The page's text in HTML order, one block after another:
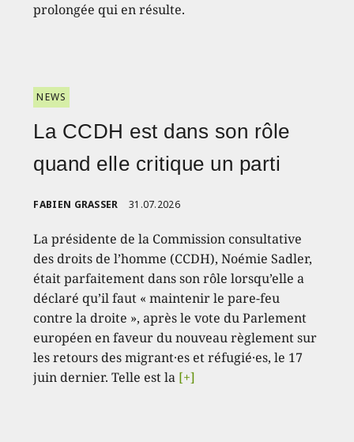
prolongée qui en résulte.
NEWS
La CCDH est dans son rôle
quand elle critique un parti
FABIEN GRASSER 31.07.2026
La présidente de la Commission consultative
des droits de l’homme (CCDH), Noémie Sadler,
était parfaitement dans son rôle lorsqu’elle a
déclaré qu’il faut « maintenir le pare-feu
contre la droite », après le vote du Parlement
européen en faveur du nouveau règlement sur
les retours des migrant·es et réfugié·es, le 17
juin dernier. Telle est la [+]